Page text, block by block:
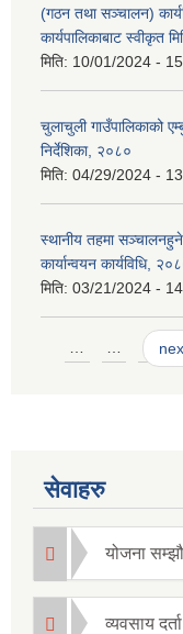
(गठन तथा सञ्चालन)
कार्यपालिकाबाट स्वीकृत
मिति: 10/01/2024 -
चुलाचुली गाउँपालिकाको
निर्देशिका, २०८०
मिति: 04/29/2024 -
स्थानीय तहमा सञ्चालनहुने
कार्यान्वयन कार्यविधि,
मिति: 03/21/2024 -
Pages
… …
सेवाहरु
योजना
व्यवसाय दर्ता